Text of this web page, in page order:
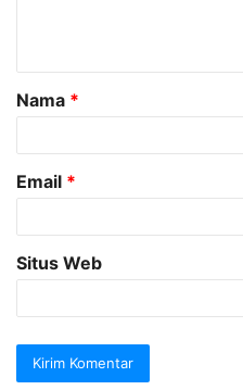
a
r
Nama *
Email *
Situs Web